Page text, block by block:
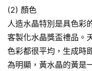
(2) 顏色
人造水晶特別是具色彩
客製化水晶獎盃禮品。
色彩都很平均，生成時
為明顯，黃水晶的黃是